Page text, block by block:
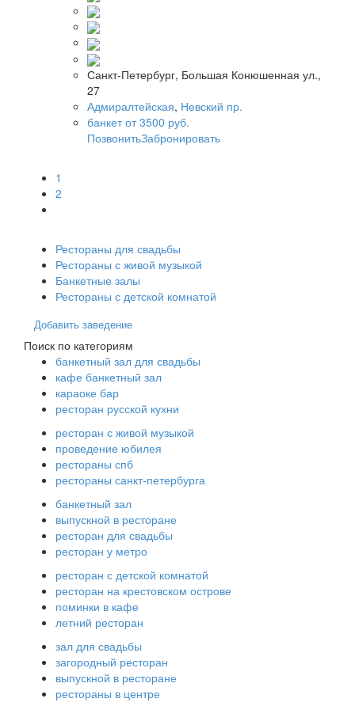
Санкт-Петербург, Большая Конюшенная ул.,
27
Адмиралтейская, Невский пр.
банкет от 3500 руб.
ПозвонитьЗабронировать
1
2
Рестораны для свадьбы
Рестораны с живой музыкой
Банкетные залы
Рестораны с детской комнатой
Добавить заведение
Поиск по категориям
банкетный зал для свадьбы
кафе банкетный зал
караоке бар
ресторан русской кухни
ресторан с живой музыкой
проведение юбилея
рестораны спб
рестораны санкт-петербурга
банкетный зал
выпускной в ресторане
ресторан для свадьбы
ресторан у метро
ресторан с детской комнатой
ресторан на крестовском острове
поминки в кафе
летний ресторан
зал для свадьбы
загородный ресторан
выпускной в ресторане
рестораны в центре